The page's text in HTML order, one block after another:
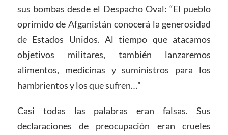
sus bombas desde el Despacho Oval: “El pueblo
oprimido de Afganistán conocerá la generosidad
de Estados Unidos. Al tiempo que atacamos
objetivos militares, también lanzaremos
alimentos, medicinas y suministros para los
hambrientos y los que sufren…”
Casi todas las palabras eran falsas. Sus
declaraciones de preocupación eran crueles